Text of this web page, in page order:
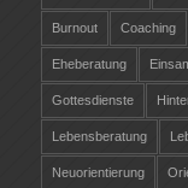
Burnout Coaching
Eheberatung
Gottesdienste
Lebensberatung
Neuorientierung